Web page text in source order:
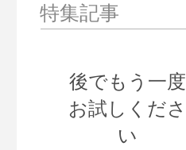
特集記事
後でもう一度
お試しくださ
い